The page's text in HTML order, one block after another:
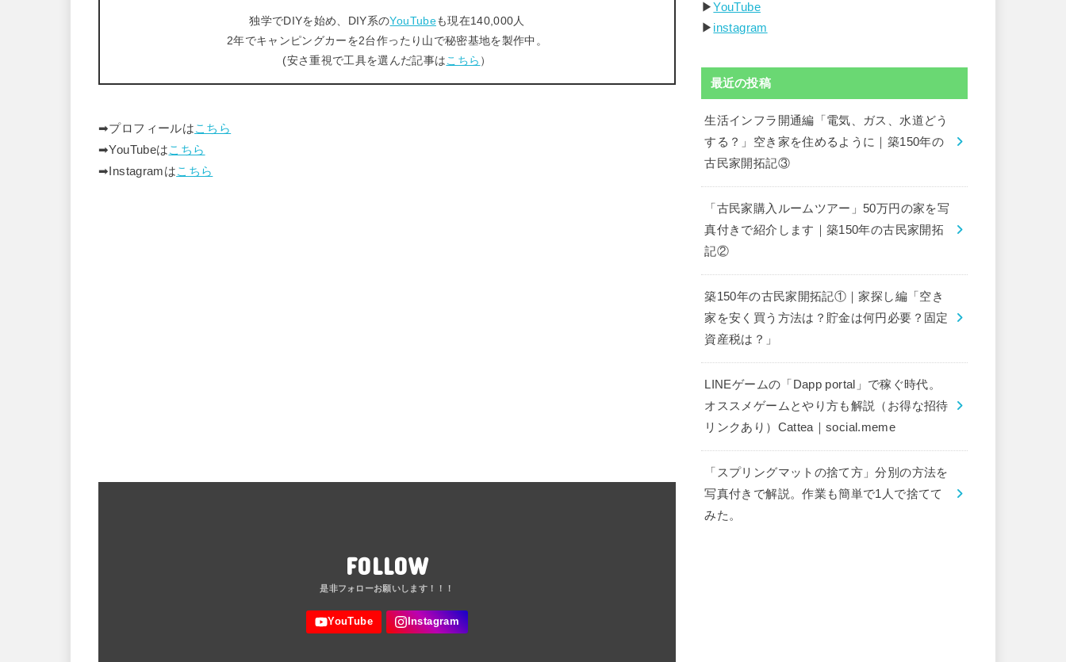
独学でDIYを始め、DIY系のYouTubeも現在140,000人
2年でキャンピングカーを2台作ったり山で秘密基地を製作中。
(安さ重視で工具を選んだ記事はこちら ）
➡︎プロフィールはこちら
➡︎YouTubeはこちら
➡︎Instagramはこちら
FOLLOW
▶︎YouTube
▶︎ instagram
最近の投稿
生活インフラ開通編「電気、ガス、水道どう
する？」空き家を住めるように｜築150年の
古民家開拓記③
「古民家購入ルームツアー」50万円の家を写
真付きで紹介します｜築150年の古民家開拓
記②
築150年の古民家開拓記①｜家探し編「空き
家を安く買う方法は？貯金は何円必要？固定
資産税は？」
LINEゲームの「Dapp portal」で稼ぐ時代。
オススメゲームとやり方も解説（お得な招待
リンクあり）Cattea｜social.meme
「スプリングマットの捨て方」分別の方法を
写真付きで解説。作業も簡単で1人で捨てて
みた。